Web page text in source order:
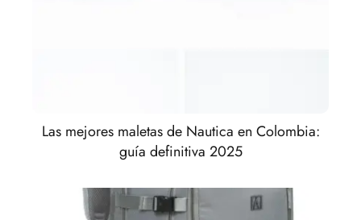
Las mejores maletas de Nautica en Colombia:
guía definitiva 2025